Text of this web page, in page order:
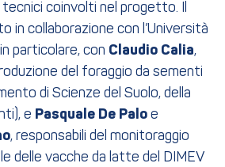
coinvolti nel progetto. Il
in collaborazione con l’Università
particolare, con Claudio Calia,
del foraggio da sementi
di Scienze del Suolo, della
e Pasquale De Palo e
, responsabili del monitoraggio
delle vacche da latte del DIMEV